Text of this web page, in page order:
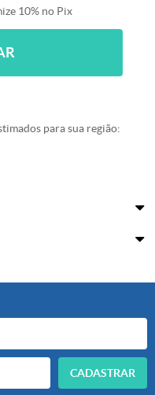
10% no Pix
para sua região:
CADASTRAR